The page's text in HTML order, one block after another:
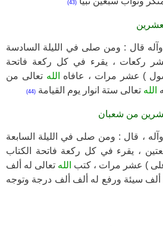
(43)
وآله قال : ومن صلى في الليلة السادسة
ركعات ، يقرء في كل ركعة فاتحة
) عشر مرات ، عافاه
الله تعالى من
الله تعالى ستة انوار يوم القيامة (44)
من شعبان
، قال : ومن صلى في الليلة السابعة
، يقرء في كل ركعة فاتحة الكتاب
) عشر مرات ، كتب الله تعالى له ألف
سيئة ورفع له ألف ألف درجة وتوجه